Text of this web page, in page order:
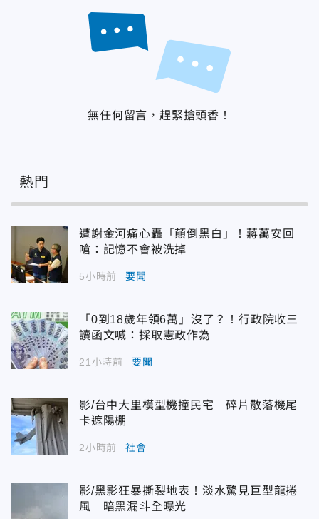
無任何留言，趕緊搶頭香！
熱門
遭謝金河痛心轟「顛倒黑白」！蔣萬安回
嗆：記憶不會被洗掉
5小時前 要聞
「0到18歲年領6萬」沒了？！行政院收三
讀函文喊：採取憲政作為
21小時前 要聞
影/台中大里模型機撞民宅 碎片散落機尾
卡遮陽棚
2小時前 社會
影/黑影狂暴撕裂地表！淡水驚見巨型龍捲
風 暗黑漏斗全曝光